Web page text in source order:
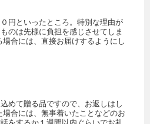
円といったところ。特別な理由が
のは先様に負担を感じさせてしま
合には、直接お届けするようにし
めて贈る品ですので、お返しはし
場合には、無事着いたことなどのお